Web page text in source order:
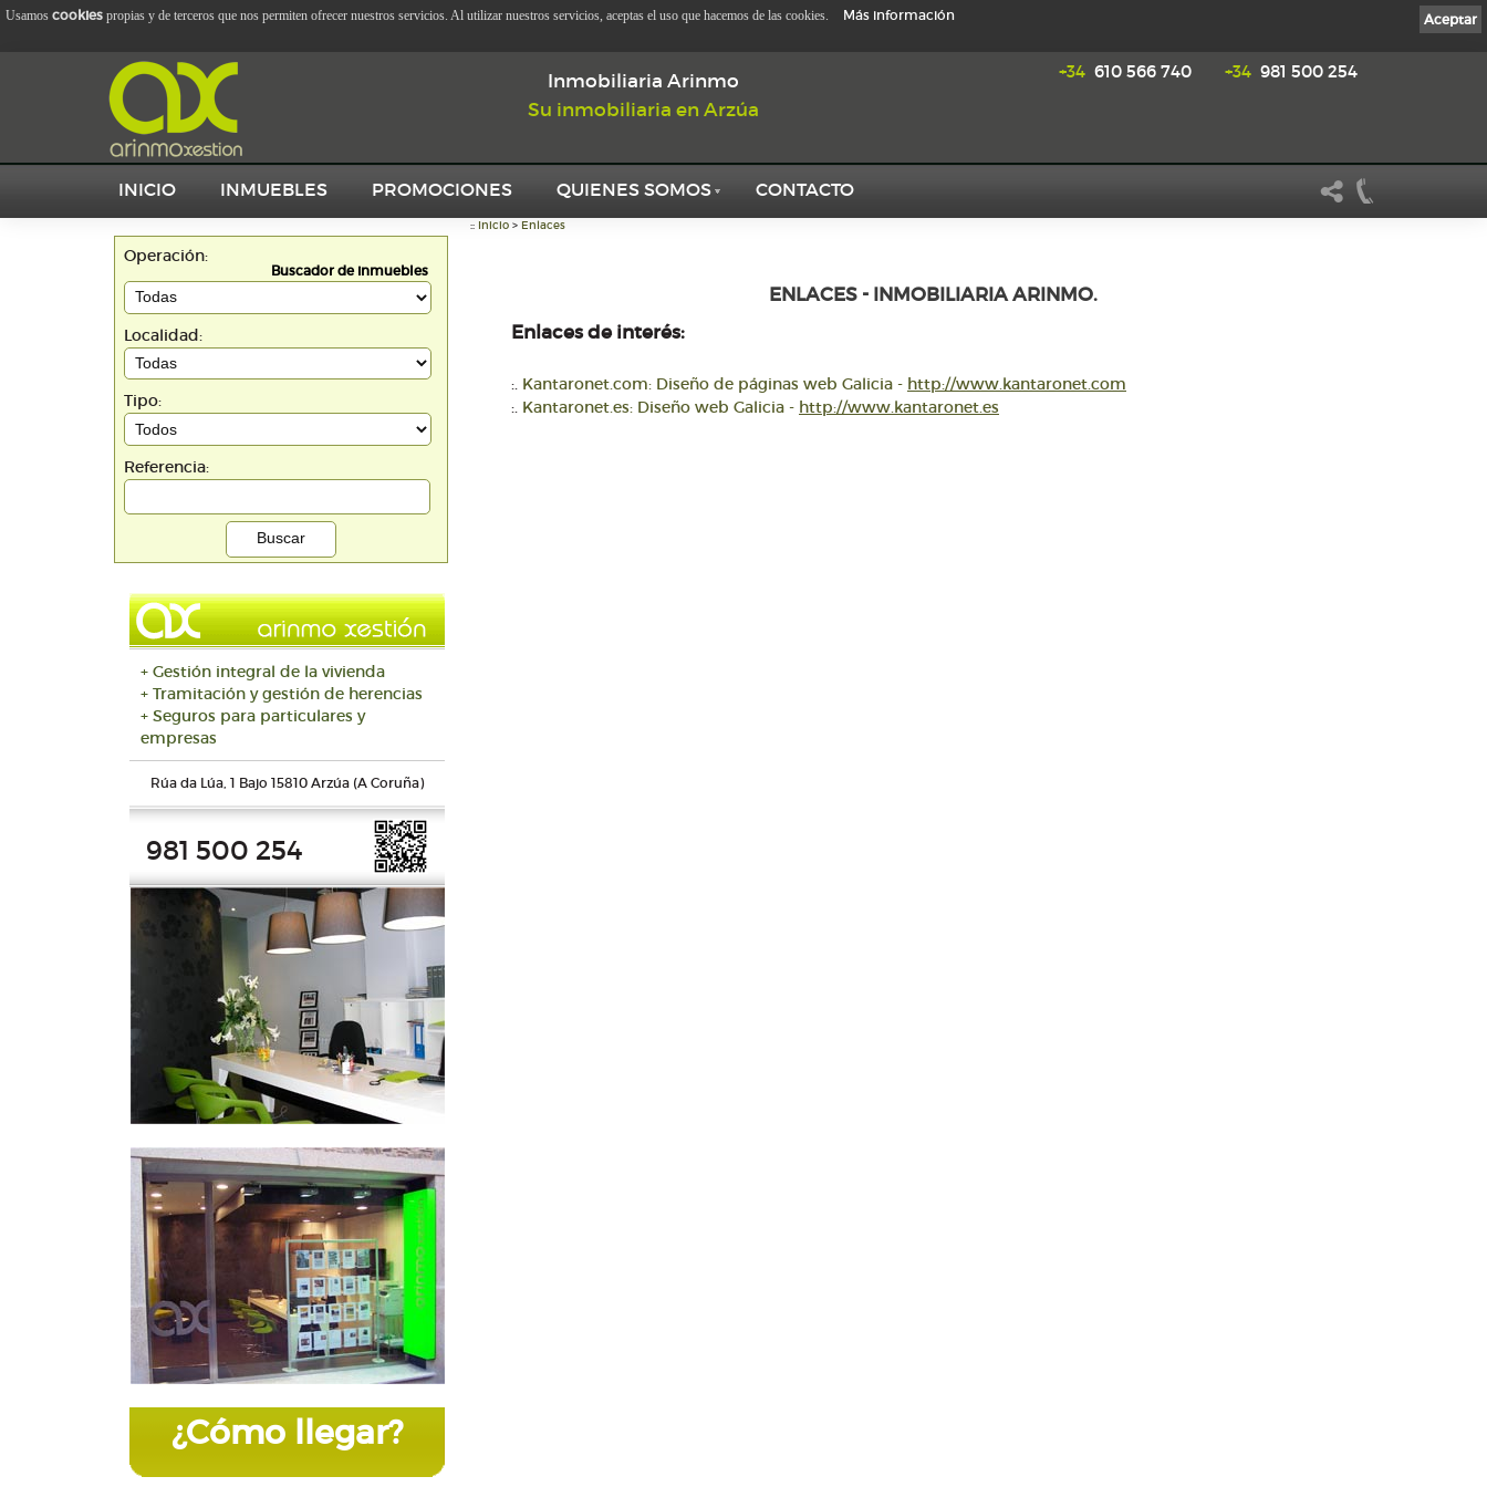
Inmobiliaria Arinmo
Su inmobiliaria en Arzúa
+34 981 500 254
+34 610 566 740
INICIO INMUEBLES PROMOCIONES QUIENES SOMOS CONTACTO
Buscador de inmuebles
Operación:
Localidad:
Tipo:
Referencia:
+ Gestión integral de la vivienda
+ Tramitación y gestión de herencias
+ Seguros para particulares y
empresas
Rúa da Lúa, 1 Bajo 15810 Arzúa (A Coruña)
981 500 254
¿Cómo llegar?
:: Inicio > Enlaces
ENLACES - INMOBILIARIA ARINMO.
Enlaces de interés:
:. Kantaronet.com: Diseño de páginas web Galicia - http://www.kantaronet.com
:. Kantaronet.es: Diseño web Galicia - http://www.kantaronet.es
Aceptar
Usamos cookies propias y de terceros que nos permiten ofrecer nuestros servicios. Al utilizar nuestros servicios, aceptas el uso que hacemos de las cookies. Más información